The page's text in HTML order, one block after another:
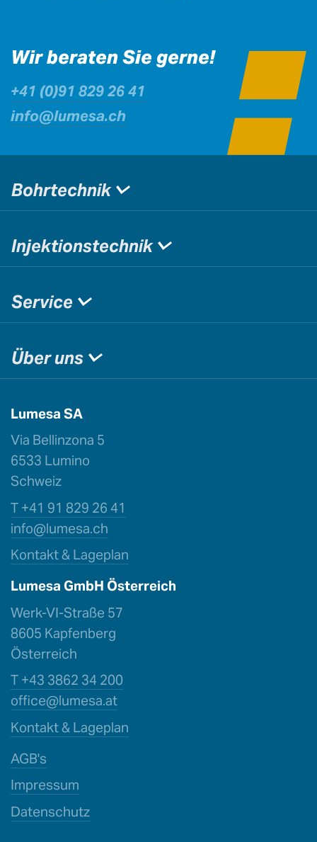
Wir beraten Sie gerne!
+41 (0)91 829 26 41
info@lumesa.ch
Bohrtechnik
Injektionstechnik
Service
Über uns
Lumesa SA
Via Bellinzona 5
6533 Lumino
Schweiz
T +41 91 829 26 41
info@lumesa.ch
Kontakt & Lageplan
Lumesa GmbH Österreich
Werk-VI-Straße 57
8605 Kapfenberg
Österreich
T +43 3862 34 200
office@lumesa.at
Kontakt & Lageplan
AGB's
Impressum
Datenschutz